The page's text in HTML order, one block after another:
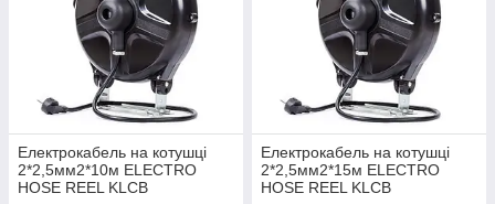
Електрокабель на котушці
2*2,5мм2*10м ELECTRO
HOSE REEL KLCB
Електрокабель на котушці
2*2,5мм2*15м ELECTRO
HOSE REEL KLCB